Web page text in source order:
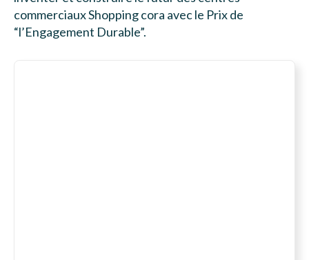
commerciaux Shopping cora avec le Prix de
“l’Engagement Durable”.